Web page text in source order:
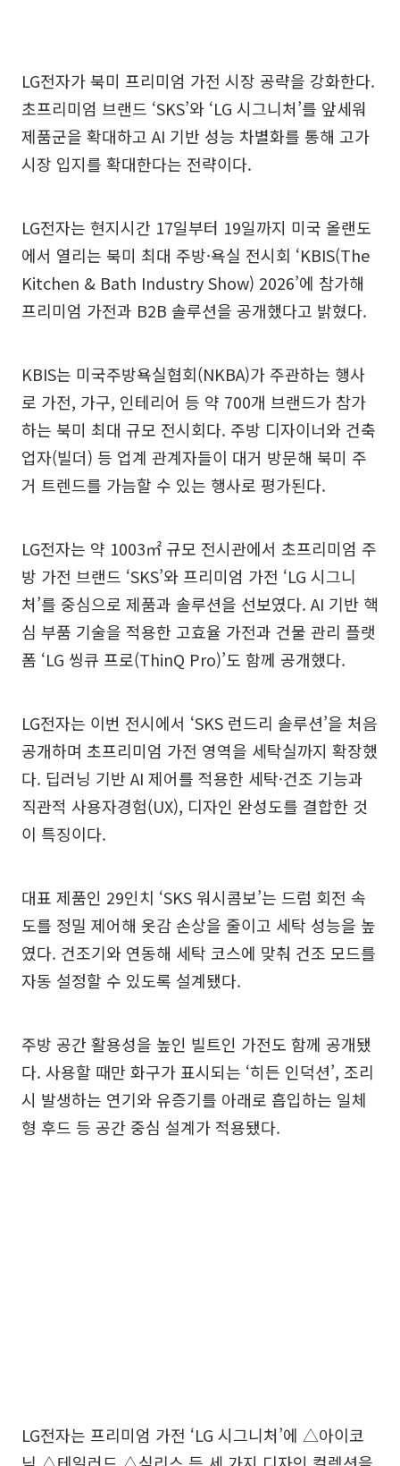
LG전자가 북미 프리미엄 가전 시장 공략을 강화한다.
초프리미엄 브랜드 ‘SKS’와 ‘LG 시그니처’를 앞세워
제품군을 확대하고 AI 기반 성능 차별화를 통해 고가
시장 입지를 확대한다는 전략이다.
LG전자는 현지시간 17일부터 19일까지 미국 올랜도
에서 열리는 북미 최대 주방·욕실 전시회 ‘KBIS(The
Kitchen & Bath Industry Show) 2026’에 참가해
프리미엄 가전과 B2B 솔루션을 공개했다고 밝혔다.
KBIS는 미국주방욕실협회(NKBA)가 주관하는 행사
로 가전, 가구, 인테리어 등 약 700개 브랜드가 참가
하는 북미 최대 규모 전시회다. 주방 디자이너와 건축
업자(빌더) 등 업계 관계자들이 대거 방문해 북미 주
거 트렌드를 가늠할 수 있는 행사로 평가된다.
LG전자는 약 1003㎡ 규모 전시관에서 초프리미엄 주
방 가전 브랜드 ‘SKS’와 프리미엄 가전 ‘LG 시그니
처’를 중심으로 제품과 솔루션을 선보였다. AI 기반 핵
심 부품 기술을 적용한 고효율 가전과 건물 관리 플랫
폼 ‘LG 씽큐 프로(ThinQ Pro)’도 함께 공개했다.
LG전자는 이번 전시에서 ‘SKS 런드리 솔루션’을 처음
공개하며 초프리미엄 가전 영역을 세탁실까지 확장했
다. 딥러닝 기반 AI 제어를 적용한 세탁·건조 기능과
직관적 사용자경험(UX), 디자인 완성도를 결합한 것
이 특징이다.
대표 제품인 29인치 ‘SKS 워시콤보’는 드럼 회전 속
도를 정밀 제어해 옷감 손상을 줄이고 세탁 성능을 높
였다. 건조기와 연동해 세탁 코스에 맞춰 건조 모드를
자동 설정할 수 있도록 설계됐다.
주방 공간 활용성을 높인 빌트인 가전도 함께 공개됐
다. 사용할 때만 화구가 표시되는 ‘히든 인덕션’, 조리
시 발생하는 연기와 유증기를 아래로 흡입하는 일체
형 후드 등 공간 중심 설계가 적용됐다.
LG전자는 프리미엄 가전 ‘LG 시그니처’에 △아이코